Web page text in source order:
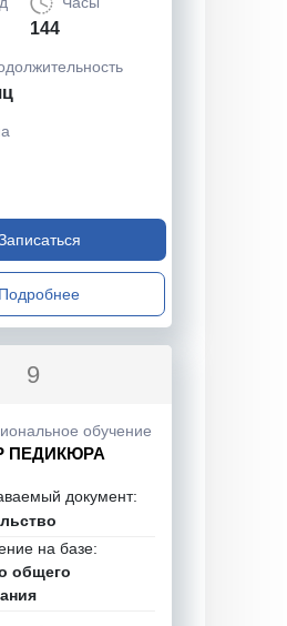
144
Подробнее
9
обучение
ПЕДИКЮРА
документ:
на базе:
общего